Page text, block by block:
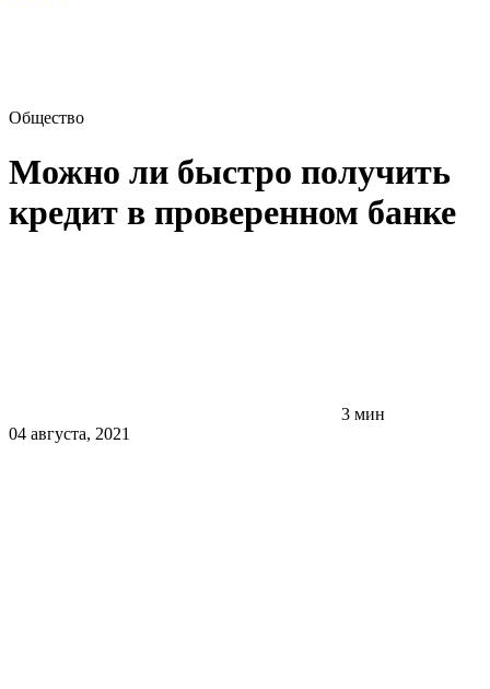
Общество
Можно ли быстро получить
кредит в проверенном банке
3 мин
04 августа, 2021